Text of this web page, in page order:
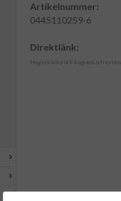
Artikelnummer:
0445110259-6
Direktlänk:
Högerklicka och kopiera adressen